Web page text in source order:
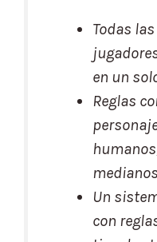
Todas
en un
Reglas
Un
con